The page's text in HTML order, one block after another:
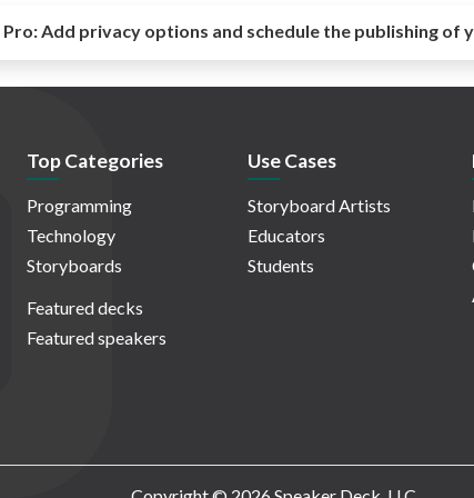
Pro:Add privacy options and schedule the publishing of
Top Categories
Programming
Technology
Storyboards
Featured decks
Featured speakers
Use Cases
Storyboard Artists
Educators
Students